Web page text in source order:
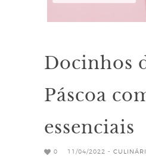
Docinhos
Páscoa
essenciais
0 11/04/2022 -